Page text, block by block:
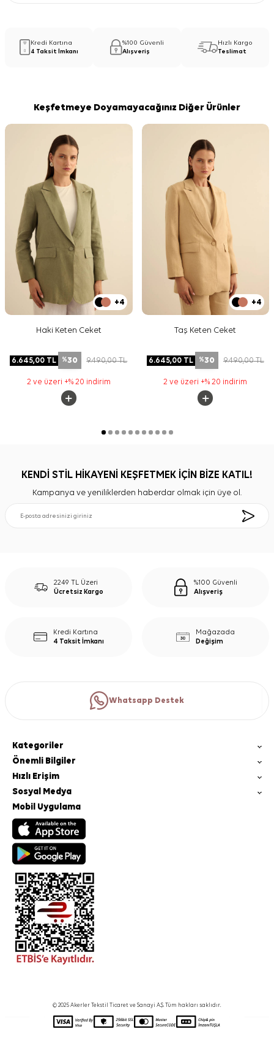
Kredi Kartına
4 Taksit İmkanı
%100 Güvenli
Alışveriş
Hızlı Kargo
Teslimat
Keşfetmeye Doyamayacağınız Diğer Ürünler
+4
Haki Keten Ceket
6.645,00 TL %30 9.490,00TL
2 ve üzeri +% 20 indirim
+4
Taş Keten Ceket
6.645,00TL %30 9.490,00TL
2 ve üzeri +% 20 indirim
KENDİ STİL HİKAYENİ KEŞFETMEK İÇİN BİZE KATIL!
Kampanya ve yeniliklerden haberdar olmak için üye ol.
2249 TL Üzeri
Ücretsiz Kargo
%100 Güvenli
Alışveriş
Kredi Kartına
4 Taksit İmkanı
Mağazada
Değişim
Whatsapp Destek
Kategoriler
Önemli Bilgiler
Hızlı Erişim
Sosyal Medya
Mobil Uygulama
© 2025 Akerler Tekstil Ticaret ve Sanayi A.Ş. Tüm hakları saklıdır.